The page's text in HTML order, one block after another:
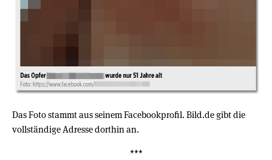
Das Foto stammt aus seinem Facebookprofil. Bild.de gibt die
vollständige Adresse dorthin an.
***